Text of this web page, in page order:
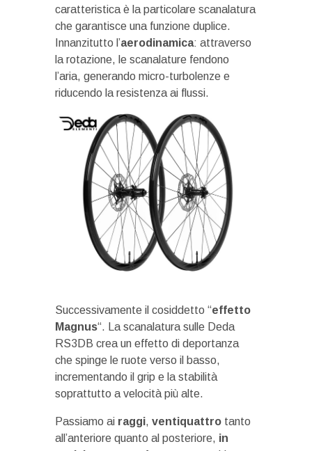
caratteristica è la particolare scanalatura
che garantisce una funzione duplice.
Innanzitutto l’aerodinamica: attraverso
la rotazione, le scanalature fendono
l’aria, generando micro-turbolenze e
riducendo la resistenza ai flussi.
Successivamente il cosiddetto “effetto
Magnus“. La scanalatura sulle Deda
RS3DB crea un effetto di deportanza
che spinge le ruote verso il basso,
incrementando il grip e la stabilità
soprattutto a velocità più alte.
Passiamo ai raggi, ventiquattro tanto
all’anteriore quanto al posteriore, in